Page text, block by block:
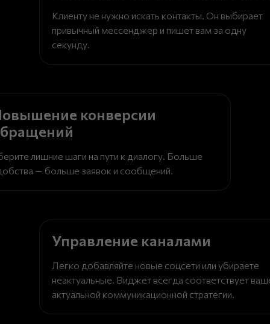
Клиенту не нужно искать контакты. Он выбирает
привычный мессенджер и пишет вам за одну
секунду.
конверсии
лишние шаги на пути к диалогу. Больше
— больше заявок и сообщений.
Управление каналами
Легко добавляйте новые соцсети или убираете
неактуальные. Виджет всегда соответствует
актуальной коммуникационной стратегии.